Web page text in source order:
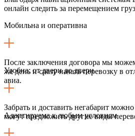
онлайн следить за перемещением
Мобильна и оперативна
После заключения договора мы
же день и сразу начать перевозку в
авиа.
Удобна: от двери до двери
Забрать и доставить негабарит
могут предложить другие виды
Адаптируема к любым условиям